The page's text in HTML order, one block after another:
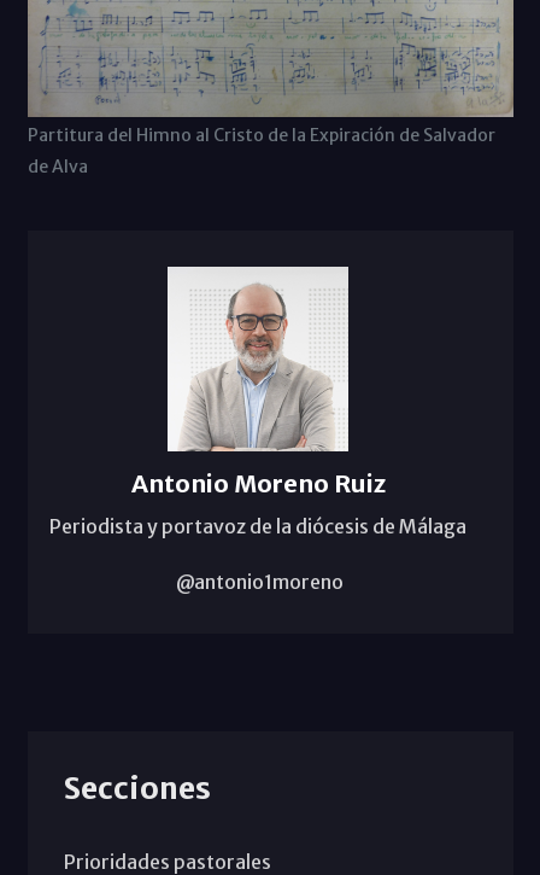
Partitura del Himno al Cristo de la Expiración de Salvador
de Alva
Antonio Moreno Ruiz
Periodista y portavoz de la diócesis de Málaga
@antonio1moreno
Secciones
Prioridades pastorales